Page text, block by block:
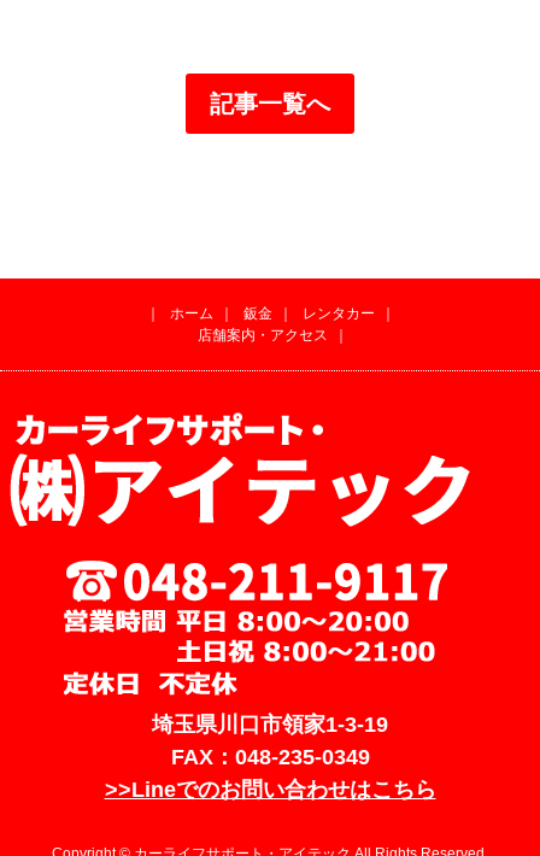
記事一覧へ
｜ ホーム ｜ 鈑金 ｜ レンタカー
｜
店舗案内・アクセス
｜
埼玉県川口市領家1-3-19
FAX：048-235-0349
>>Lineでのお問い合わせはこちら